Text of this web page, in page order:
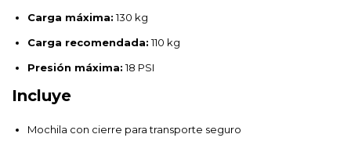
Carga máxima:130 kg
Carga recomendada:110 kg
Presión máxima:18 PSI
Incluye
Mochila con cierre para transporte seguro